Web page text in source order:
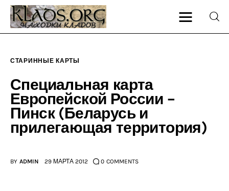
О блоге
Карта сайта
СТАРИННЫЕ КАРТЫ
Специальная карта
Европейской России –
Пинск (Беларусь и
прилегающая территория)
BY ADMIN 29 МАРТА 2012 0 COMMENTS